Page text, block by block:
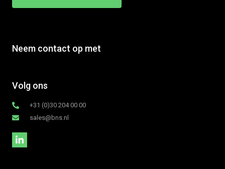
Neem contact op met
Volg ons
+31 (0)30 204 00 00
sales@bns.nl